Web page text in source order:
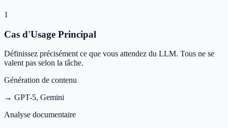
1
Cas d'Usage Principal
Définissez précisément ce que vous attendez du LLM. Tous ne se
valent pas selon la tâche.
Génération de contenu
→ GPT-5, Gemini
Analyse documentaire